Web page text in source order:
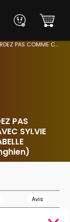
NE ME REGARDEZ PAS COMME CA ! AVEC SYLVIE VARTAN ET ISABELLE MERGAULT (Enghien)
PAS
SYLVIE
Avis